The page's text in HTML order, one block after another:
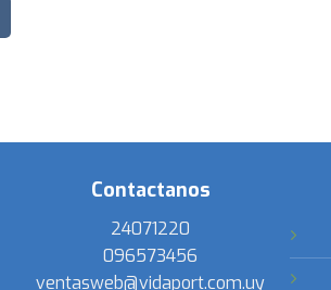
Contactanos
24071220
096573456
ventasweb@vidaport.com.uy